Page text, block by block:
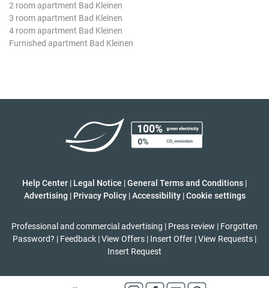
2 room apartment Bad Kleinen
3 room apartment Bad Kleinen
4 room apartment Bad Kleinen
Furnished apartment Bad Kleinen
Help Center | Legal Notice |General Terms and Conditions |
Advertising | Privacy Policy | Accessibility | Cookie settings
Professional and commercial advertising | Press review | Forgotten
Password? | Feedback |View Offers | Insert Offer |View Requests |
Insert Request